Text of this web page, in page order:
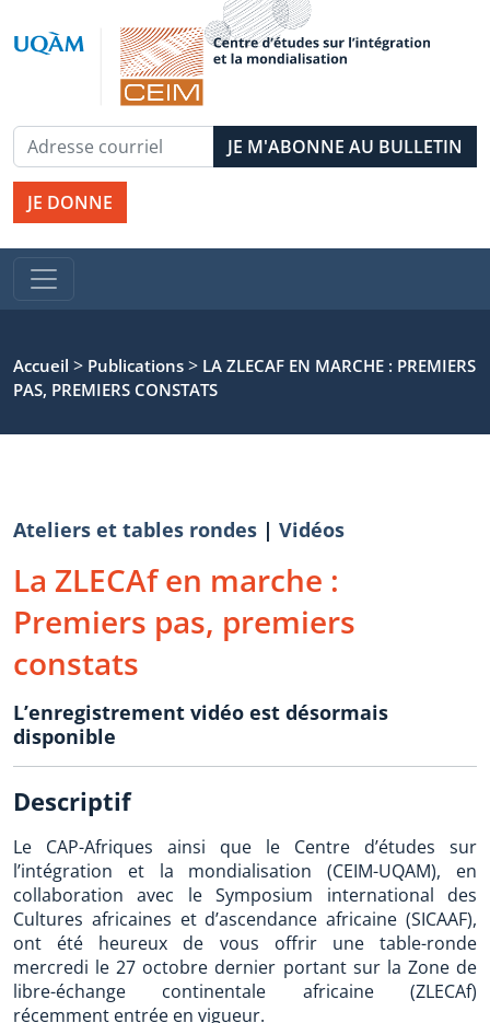
JE DONNE
Accueil > Publications > LA ZLECAF EN MARCHE : PREMIERS
PAS, PREMIERS CONSTATS
Ateliers et tables rondes | Vidéos
La ZLECAf en marche :
Premiers pas, premiers
constats
L’enregistrement vidéo est désormais
disponible
Descriptif
Le CAP-Afriques ainsi que le Centre d’études sur
l’intégration et la mondialisation (CEIM-UQAM), en
collaboration avec le Symposium international des
Cultures africaines et d’ascendance africaine (SICAAF),
ont été heureux de vous offrir une table-ronde
mercredi le 27 octobre dernier portant sur la Zone de
libre-échange continentale africaine (ZLECAf)
récemment entrée en vigueur.